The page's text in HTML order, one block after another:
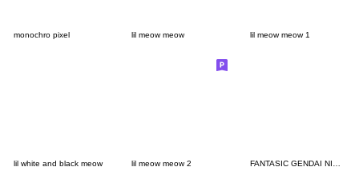
monochro pixel lil meow meow lil meow meow 1
lil white and black meow lil meow meow 2